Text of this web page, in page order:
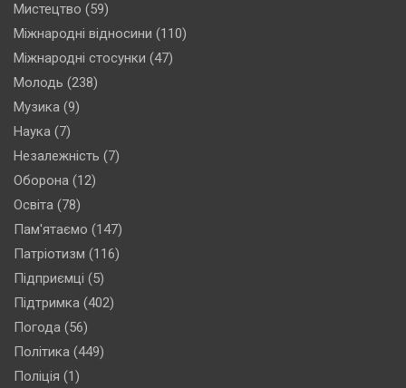
Мистецтво (59)
Міжнародні відносини (110)
Міжнародні стосунки (47)
Молодь (238)
Музика (9)
Наука (7)
Незалежність (7)
Оборона (12)
Освіта (78)
Пам'ятаємо (147)
Патріотизм (116)
Підприємці (5)
Підтримка (402)
Погода (56)
Політика (449)
Поліція (1)